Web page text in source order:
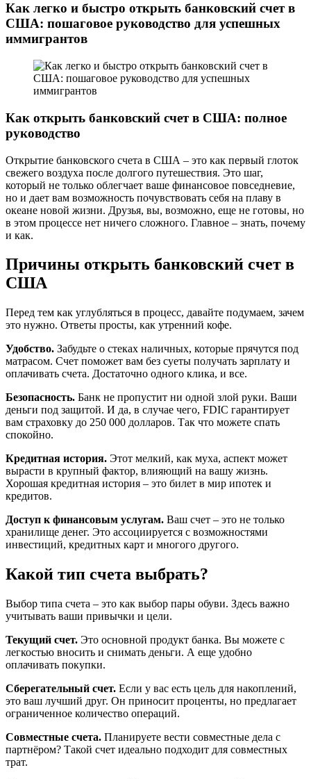
Как легко и быстро открыть банковский счет в
США: пошаговое руководство для успешных
иммигрантов
Как открыть банковский счет в США: полное
руководство
Открытие банковского счета в США – это как первый глоток
свежего воздуха после долгого путешествия. Это шаг,
который не только облегчает ваше финансовое повседневие,
но и дает вам возможность почувствовать себя на плаву в
океане новой жизни. Друзья, вы, возможно, еще не готовы, но
в этом процессе нет ничего сложного. Главное – знать, почему
и как.
Причины открыть банковский счет в
США
Перед тем как углубляться в процесс, давайте подумаем, зачем
это нужно. Ответы просты, как утренний кофе.
Удобство. Забудьте о стеках наличных, которые прячутся под
матрасом. Счет поможет вам без суеты получать зарплату и
оплачивать счета. Достаточно одного клика, и все.
Безопасность. Банк не пропустит ни одной злой руки. Ваши
деньги под защитой. И да, в случае чего, FDIC гарантирует
вам страховку до 250 000 долларов. Так что можете спать
спокойно.
Кредитная история. Этот мелкий, как муха, аспект может
вырасти в крупный фактор, влияющий на вашу жизнь.
Хорошая кредитная история – это билет в мир ипотек и
кредитов.
Доступ к финансовым услугам. Ваш счет – это не только
хранилище денег. Это ассоциируется с возможностями
инвестиций, кредитных карт и многого другого.
Какой тип счета выбрать?
Выбор типа счета – это как выбор пары обуви. Здесь важно
учитывать ваши привычки и цели.
Текущий счет. Это основной продукт банка. Вы можете с
легкостью вносить и снимать деньги. А еще удобно
оплачивать покупки.
Сберегательный счет. Если у вас есть цель для накоплений,
это ваш лучший друг. Он приносит проценты, но предлагает
ограниченное количество операций.
Совместные счета. Планируете вести совместные дела с
партнёром? Такой счет идеально подходит для совместных
трат.